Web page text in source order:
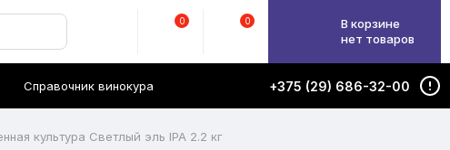
0 0
В корзине
нет товаров
Справочник винокура +375 (29) 686-32-00
культура Светлый эль IPA 2.2 кг